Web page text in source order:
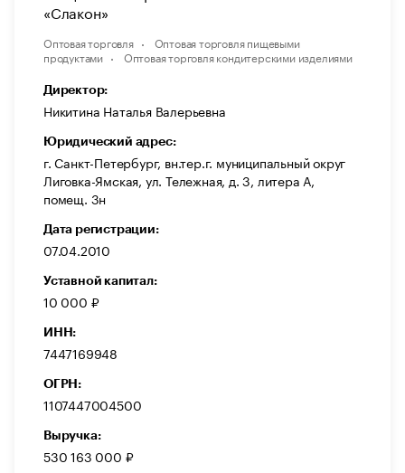
«Слакон»
Оптовая торговля
Оптовая торговля пищевыми
продуктами
Оптовая торговля кондитерскими изделиями
Директор:
Никитина Наталья Валерьевна
Юридический адрес:
г. Санкт-Петербург, вн.тер.г. муниципальный округ
Лиговка-Ямская, ул. Тележная, д. 3, литера А,
помещ. 3н
Дата регистрации:
07.04.2010
Уставной капитал:
10 000 ₽
ИНН:
7447169948
ОГРН:
1107447004500
Выручка:
530 163 000 ₽